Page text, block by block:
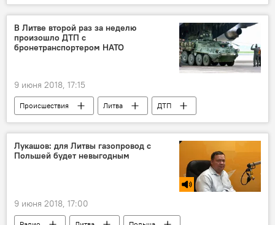
Россия
парк Вингиса
В Литве второй раз за неделю
произошло ДТП с
бронетранспортером НАТО
9 июня 2018, 17:15
Происшествия Литва ДТП
Лукашов: для Литвы газопровод с
Польшей будет невыгодным
9 июня 2018, 17:00